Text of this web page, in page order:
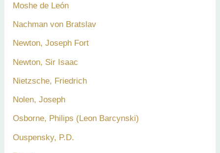
Moshe de León
Nachman von Bratslav
Newton, Joseph Fort
Newton, Sir Isaac
Nietzsche, Friedrich
Nolen, Joseph
Osborne, Philips (Leon Barcynski)
Ouspensky, P.D.